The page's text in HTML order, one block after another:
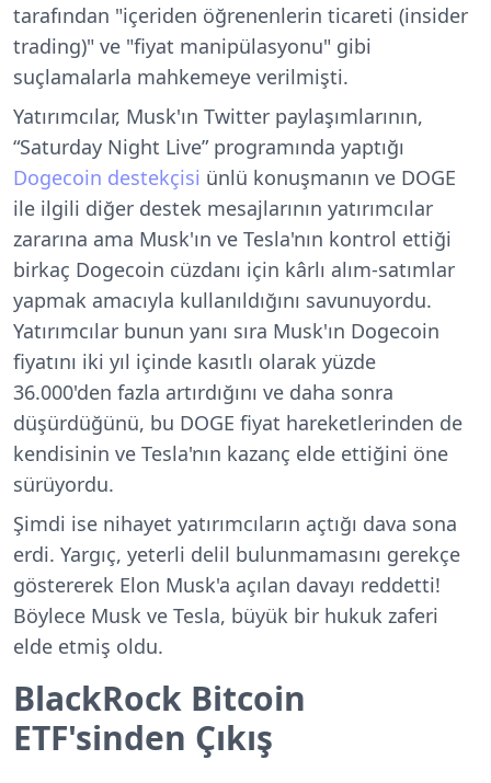
tarafından "içeriden öğrenenlerin ticareti (insider
trading)" ve "fiyat manipülasyonu" gibi
suçlamalarla mahkemeye verilmişti.
Yatırımcılar, Musk'ın Twitter paylaşımlarının,
“Saturday Night Live” programında yaptığı
Dogecoin destekçisi ünlü konuşmanın ve DOGE
ile ilgili diğer destek mesajlarının yatırımcılar
zararına ama Musk'ın ve Tesla'nın kontrol ettiği
birkaç Dogecoin cüzdanı için kârlı alım-satımlar
yapmak amacıyla kullanıldığını savunuyordu.
Yatırımcılar bunun yanı sıra Musk'ın Dogecoin
fiyatını iki yıl içinde kasıtlı olarak yüzde
36.000'den fazla artırdığını ve daha sonra
düşürdüğünü, bu DOGE fiyat hareketlerinden de
kendisinin ve Tesla'nın kazanç elde ettiğini öne
sürüyordu.
Şimdi ise nihayet yatırımcıların açtığı dava sona
erdi. Yargıç, yeterli delil bulunmamasını gerekçe
göstererek Elon Musk'a açılan davayı reddetti!
Böylece Musk ve Tesla, büyük bir hukuk zaferi
elde etmiş oldu.
BlackRock Bitcoin
ETF'sinden Çıkış